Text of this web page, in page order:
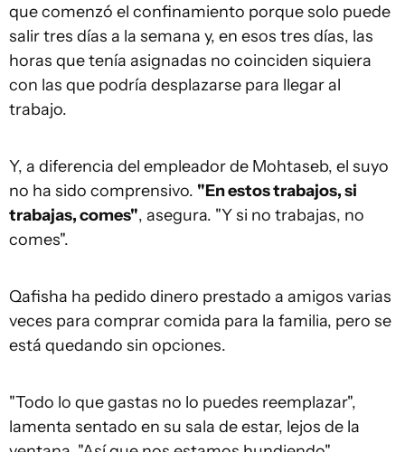
que comenzó el confinamiento porque solo puede
salir tres días a la semana y, en esos tres días, las
horas que tenía asignadas no coinciden siquiera
con las que podría desplazarse para llegar al
trabajo.
Y, a diferencia del empleador de Mohtaseb, el suyo
no ha sido comprensivo. "En estos trabajos, si
trabajas, comes", asegura. "Y si no trabajas, no
comes".
Qafisha ha pedido dinero prestado a amigos varias
veces para comprar comida para la familia, pero se
está quedando sin opciones.
"Todo lo que gastas no lo puedes reemplazar",
lamenta sentado en su sala de estar, lejos de la